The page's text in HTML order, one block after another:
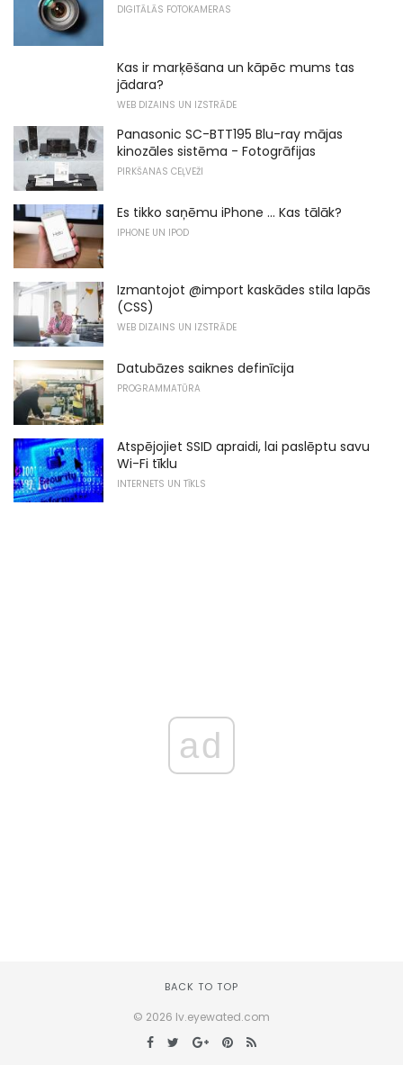
DIGITĀLĀS FOTOKAMERAS
Kas ir marķēšana un kāpēc mums tas
jādara?
WEB DIZAINS UN IZSTRĀDE
Panasonic SC-BTT195 Blu-ray mājas
kinozāles sistēma - Fotogrāfijas
PIRKŠANAS CEĻVEŽI
Es tikko saņēmu iPhone ... Kas tālāk?
IPHONE UN IPOD
Izmantojot @import kaskādes stila lapās
(CSS)
WEB DIZAINS UN IZSTRĀDE
Datubāzes saiknes definīcija
PROGRAMMATŪRA
Atspējojiet SSID apraidi, lai paslēptu savu
Wi-Fi tīklu
INTERNETS UN TĪKLS
ad
BACK TO TOP
© 2026 lv.eyewated.com